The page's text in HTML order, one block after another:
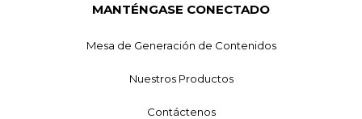
MANTÉNGASE CONECTADO
Mesa de Generación de Contenidos
Nuestros Productos
Contáctenos